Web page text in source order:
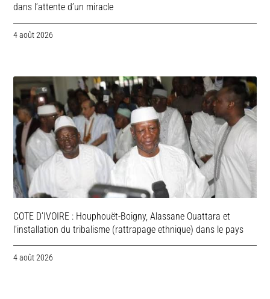
dans l’attente d’un miracle
4 août 2026
COTE D’IVOIRE : Houphouët-Boigny, Alassane Ouattara et
l’installation du tribalisme (rattrapage ethnique) dans le pays
4 août 2026